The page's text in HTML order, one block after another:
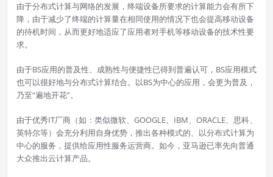
由于分布式计算与网络的发展，终端设备所要求的计算能力会有所下
降，由于减少了终端的计算量在相同使用的情况下也会提高移动设备
的待机时间，从而更好地适应了应用者对手机等移动设备的技术性要
求。
由于BS应用的普及性、成熟性与便捷性已得到普遍认可，BS应用模式
也可以很好地与分布式计算结合。以BS为中心的应用，会更为普及，
乃至“遍地开花”。
由于优秀IT厂商（如：类似微软、GOOGLE、IBM、ORACLE、思科、
英特尔等）会充分利用自身优势，推出各种模式的、以分布式计算为
中心的服务，提供给应用性服务运营商。如今，亚马逊已率先向普通
大众推出云计算产品。